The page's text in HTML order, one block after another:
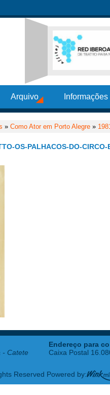
Arquivo
» Como Ator em Porto Alegre »
OS-PALHACOS-DO-
- Catete
Endereço para
Caixa Postal
Reserved Powered by: